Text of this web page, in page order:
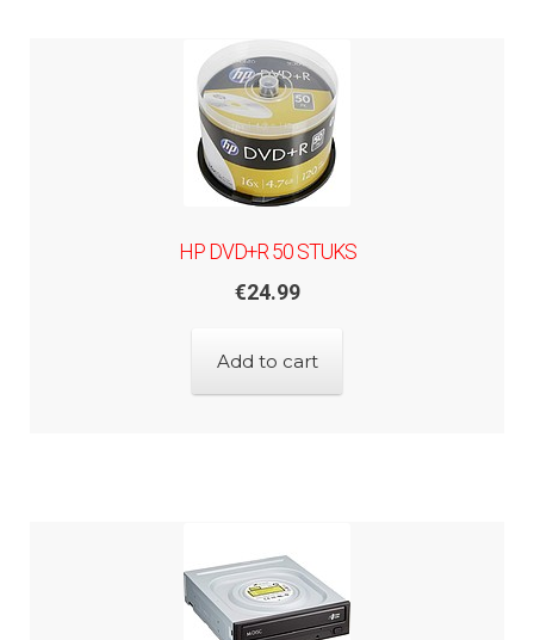
HP DVD+R 50 STUKS
€24.99
Add to cart